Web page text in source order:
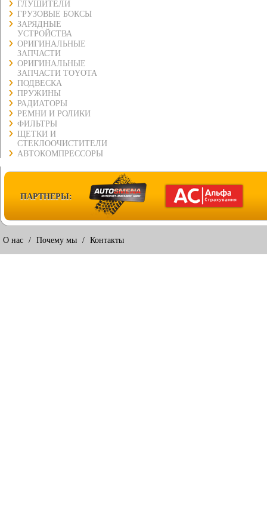
ГЛУШИТЕЛИ
ГРУЗОВЫЕ БОКСЫ
ЗАРЯДНЫЕ
УСТРОЙСТВА
ОРИГИНАЛЬНЫЕ
ЗАПЧАСТИ
ОРИГИНАЛЬНЫЕ
ЗАПЧАСТИ TOYOTA
ПОДВЕСКА
ПРУЖИНЫ
РАДИАТОРЫ
РЕМНИ И РОЛИКИ
ФИЛЬТРЫ
ЩЕТКИ И
СТЕКЛООЧИСТИТЕЛИ
АВТОКОМПРЕССОРЫ
ПАРТНЕРЫ:
О нас / Почему мы / Контакты